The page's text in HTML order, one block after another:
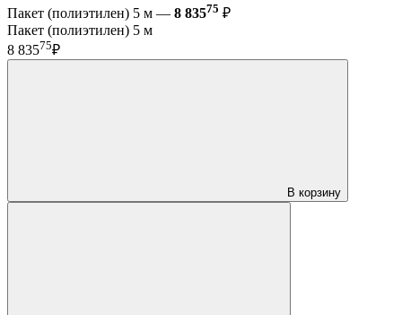
Пакет (полиэтилен) 5 м — 8 83575 ₽
Пакет (полиэтилен) 5 м
8 83575₽
В корзину